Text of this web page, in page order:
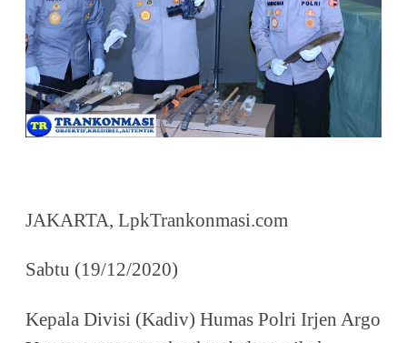
JAKARTA, LpkTrankonmasi.com
Sabtu (19/12/2020)
Kepala Divisi (Kadiv) Humas Polri Irjen Argo